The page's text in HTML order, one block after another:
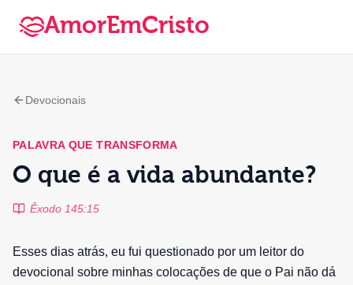
AmorEmCristo
Devocionais
PALAVRA QUE TRANSFORMA
O que é a vida abundante?
Êxodo 145:15
Esses dias atrás, eu fui questionado por um leitor do
devocional sobre minhas colocações de que o Pai não dá